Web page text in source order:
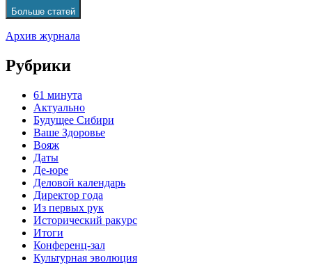
Больше статей
Архив журнала
Рубрики
61 минута
Актуально
Будущее Сибири
Ваше Здоровье
Вояж
Даты
Де-юре
Деловой календарь
Директор года
Из первых рук
Исторический ракурс
Итоги
Конференц-зал
Культурная эволюция